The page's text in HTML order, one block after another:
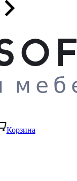
Корзина